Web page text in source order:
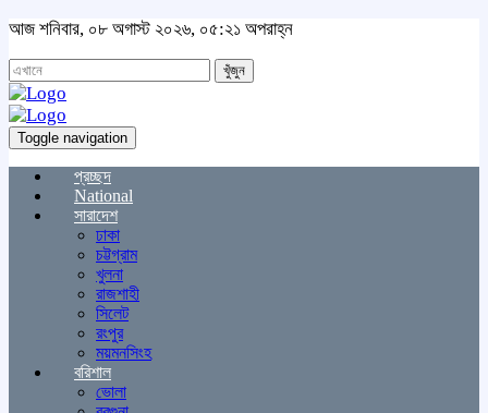
আজ শনিবার, ০৮ অগাস্ট ২০২৬, ০৫:২১ অপরাহ্ন
খুঁজুন
Toggle navigation
প্রচ্ছদ
National
সারাদেশ
ঢাকা
চট্টগ্রাম
খুলনা
রাজশাহী
সিলেট
রংপুর
ময়মনসিংহ
বরিশাল
ভোলা